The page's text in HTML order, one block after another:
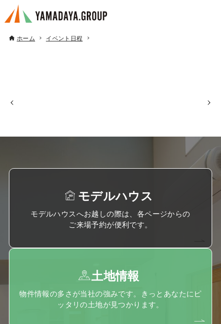
ホーム イベント日程
モデルハウス
モデルハウスへお越しの際は、各ページからの
ご来場予約が便利です。
土地情報
物件情報の多さが当社の強みです。きっとあなたにピ
ッタリの土地が見つかります。